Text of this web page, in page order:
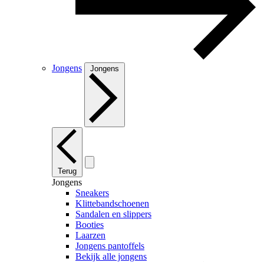
Jongens Jongens
Terug
Jongens
Sneakers
Klittebandschoenen
Sandalen en slippers
Booties
Laarzen
Jongens pantoffels
Bekijk alle jongens